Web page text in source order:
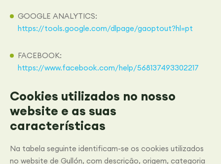
GOOGLE ANALYTICS:
https://tools.google.com/dlpage/gaoptout?hl=pt
FACEBOOK:
https://www.facebook.com/help/568137493302217
Cookies utilizados no nosso
website e as suas
características
Na tabela seguinte identificam-se os cookies utilizados
no website de Gullón, com descrição, origem, categoria